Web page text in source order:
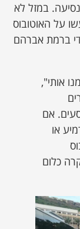
במזל לא
על האוטובוס
החרדי ברמת אברהם
אותי",
אם
או
כלום